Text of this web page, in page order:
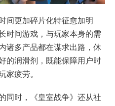
间更加碎片化特征愈加明
时间游戏，与玩家本身的需
诸多产品都在谋求出路，休
的润滑剂，既能保障用户时
家疲劳。
同时，《皇室战争》还从社